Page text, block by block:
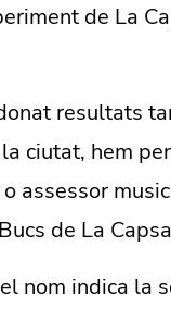
de La
resultats
ciutat, hem
assessor
de La
nom indica la